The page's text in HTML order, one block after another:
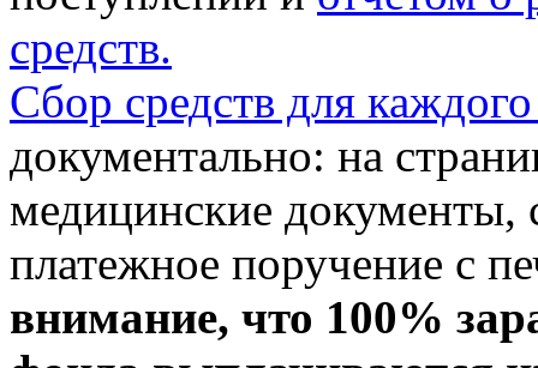
средств.
Сбор средств для
документально: на
медицинские документы,
платежное поручение с
внимание, что 100%